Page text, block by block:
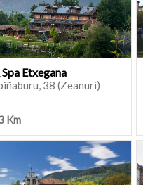
Etxegana
38 (Zeanuri)
Km